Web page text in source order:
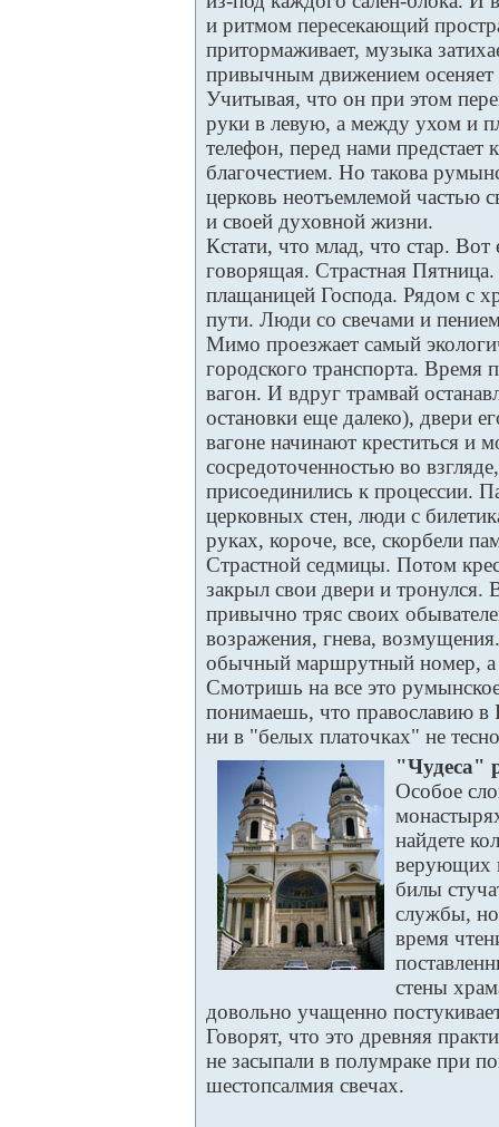
и ритмом пересекающий
притормаживает, музыка
привычным движением осеняет
Учитывая, что он при этом
руки в левую, а между ухом и
телефон, перед нами
благочестием. Но такова
церковь неотъемлемой частью
и своей духовной жизни.
Кстати, что млад, что стар.
говорящая. Страстная
плащаницей Господа. Рядом с
пути. Люди со свечами и
Мимо проезжает самый
городского транспорта. Время
вагон. И вдруг трамвай
остановки еще далеко), двери
вагоне начинают креститься и
сосредоточенностью во
присоединились к процессии.
церковных стен, люди с
руках, короче, все, скорбели
Страстной седмицы. Потом
закрыл свои двери и тронулся.
привычно тряс своих
возражения, гнева,
обычный маршрутный номер, а
Смотришь на все это
понимаешь, что православию
ни в "белых платочках" не
"Чудеса"
Особое
найдете
верующих
билы
службы,
время
стены
довольно учащенно
Говорят, что это древняя
не засыпали в полумраке при
шестопсалмия свечах.